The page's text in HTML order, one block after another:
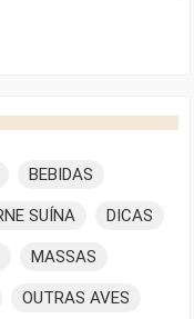
BEBIDAS
SUÍNA DICAS
MASSAS
OUTRAS AVES